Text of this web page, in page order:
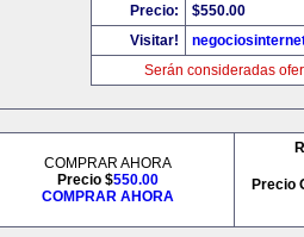
Precio:
$550.00
Visitar!
Serán consideradas
COMPRAR AHORA
Precio $550.00
COMPRAR AHORA
Precio